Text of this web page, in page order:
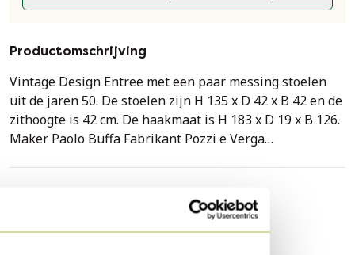
Productomschrijving
Vintage Design Entree met een paar messing stoelen
uit de jaren 50. De stoelen zijn H 135 x D 42 x B 42 en de
zithoogte is 42 cm. De haakmaat is H 183 x D 19 x B 126.
Maker Paolo Buffa Fabrikant Pozzi e Verga
Identificatiemerken De toeschrijving van dit stuk is
gebaseerd op archiefdocumentatie, zoals vintage
catalogi, ontwerpersgegevens of andere